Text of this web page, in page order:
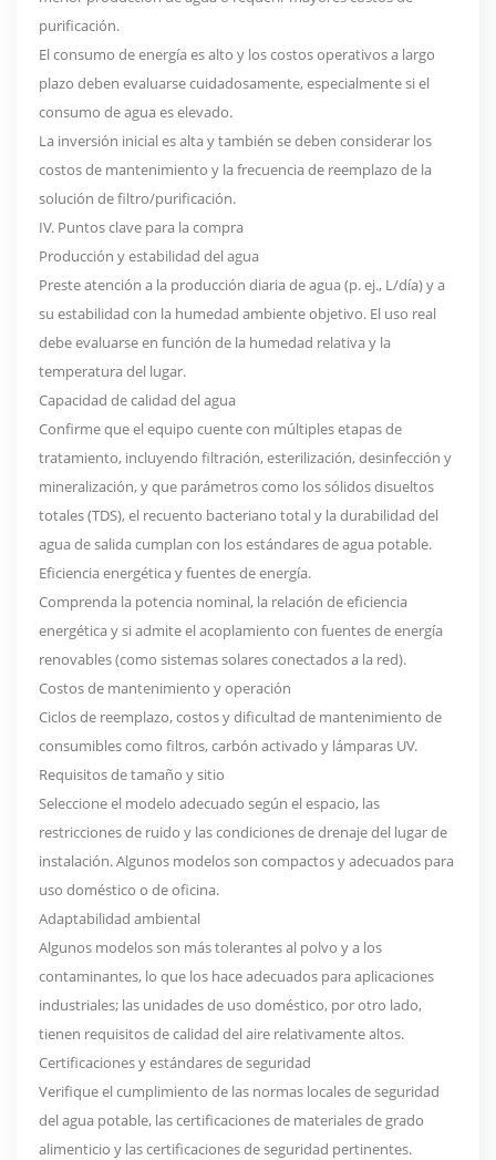
purificación.
El consumo de energía es alto y los costos operativos a largo
plazo deben evaluarse cuidadosamente, especialmente si el
consumo de agua es elevado.
La inversión inicial es alta y también se deben considerar los
costos de mantenimiento y la frecuencia de reemplazo de la
solución de filtro/purificación.
IV. Puntos clave para la compra
Producción y estabilidad del agua
Preste atención a la producción diaria de agua (p. ej., L/día) y a
su estabilidad con la humedad ambiente objetivo. El uso real
debe evaluarse en función de la humedad relativa y la
temperatura del lugar.
Capacidad de calidad del agua
Confirme que el equipo cuente con múltiples etapas de
tratamiento, incluyendo filtración, esterilización, desinfección y
mineralización, y que parámetros como los sólidos disueltos
totales (TDS), el recuento bacteriano total y la durabilidad del
agua de salida cumplan con los estándares de agua potable.
Eficiencia energética y fuentes de energía.
Comprenda la potencia nominal, la relación de eficiencia
energética y si admite el acoplamiento con fuentes de energía
renovables (como sistemas solares conectados a la red).
Costos de mantenimiento y operación
Ciclos de reemplazo, costos y dificultad de mantenimiento de
consumibles como filtros, carbón activado y lámparas UV.
Requisitos de tamaño y sitio
Seleccione el modelo adecuado según el espacio, las
restricciones de ruido y las condiciones de drenaje del lugar de
instalación. Algunos modelos son compactos y adecuados para
uso doméstico o de oficina.
Adaptabilidad ambiental
Algunos modelos son más tolerantes al polvo y a los
contaminantes, lo que los hace adecuados para aplicaciones
industriales; las unidades de uso doméstico, por otro lado,
tienen requisitos de calidad del aire relativamente altos.
Certificaciones y estándares de seguridad
Verifique el cumplimiento de las normas locales de seguridad
del agua potable, las certificaciones de materiales de grado
alimenticio y las certificaciones de seguridad pertinentes.